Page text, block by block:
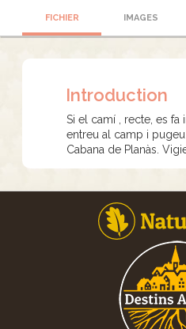
FICHIER IMAGES
Introduction
Si el camí , recte, es fa
entreu al camp i
Cabana de Planàs.